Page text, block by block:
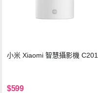
小米 Xiaomi 智慧攝影機 C201
$599